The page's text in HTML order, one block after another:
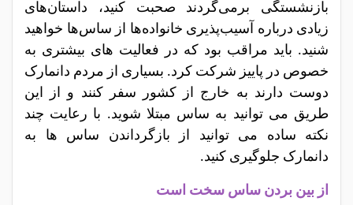
بازنشستگی برمی‌گردند صحبت کنید، داستان‌های
زیادی درباره آسیب‌پذیری خانواده‌ها از ساس‌ها خواهید
شنید. باید مراقب بود که در فعالیت های بیشتری به
خصوص در پاییز شرکت کرد. بسیاری از مردم دانمارک
دوست دارند به خارج از کشور سفر کنند و از این
طریق می توانید به ساس مبتلا شوید. با رعایت چند
نکته ساده می توانید از بازگرداندن ساس ها به
دانمارک جلوگیری کنید.
از بین بردن ساس سخت است